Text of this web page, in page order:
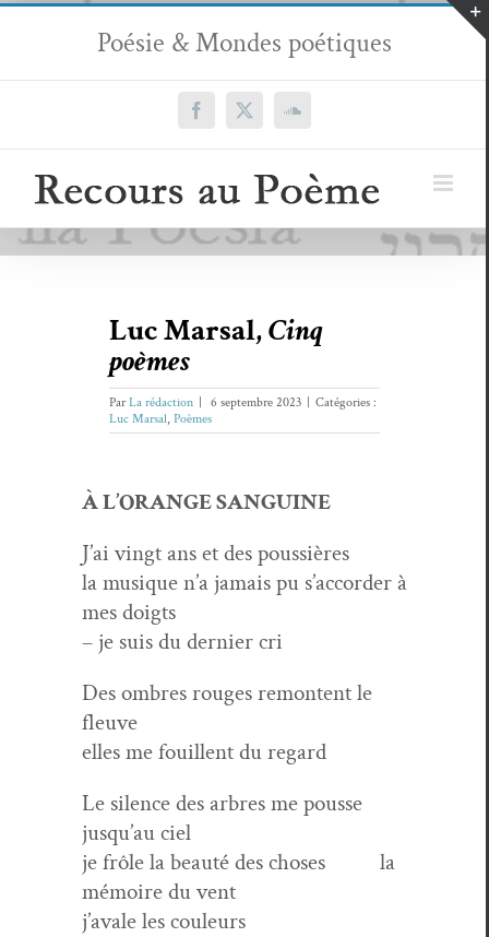
Passer
contenu
Poésie & Mondes poétiques
Facebook
X SoundCloud
Luc Marsal,Cinq
poèmes
ParLa rédaction 6 septembre 2023
Catégories :
Luc Marsal, Poèmes
À L’ORANGE SANGUINE
J’ai vingt ans et des poussières
la musique n’a jamais pu s’accorder à
mes doigts
– je suis du dernier cri
Des ombres rouges remon­tent le
fleuve
elles me fouil­lent du regard
Le silence des arbres me pousse
jusqu’au ciel
je frôle la beauté des choses la
mémoire du vent
j’avale les couleurs